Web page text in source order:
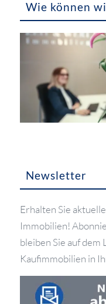
Wie können
Newsletter
Erhalten Sie
Immobilien!
bleiben Sie auf
Kaufimmobilien in